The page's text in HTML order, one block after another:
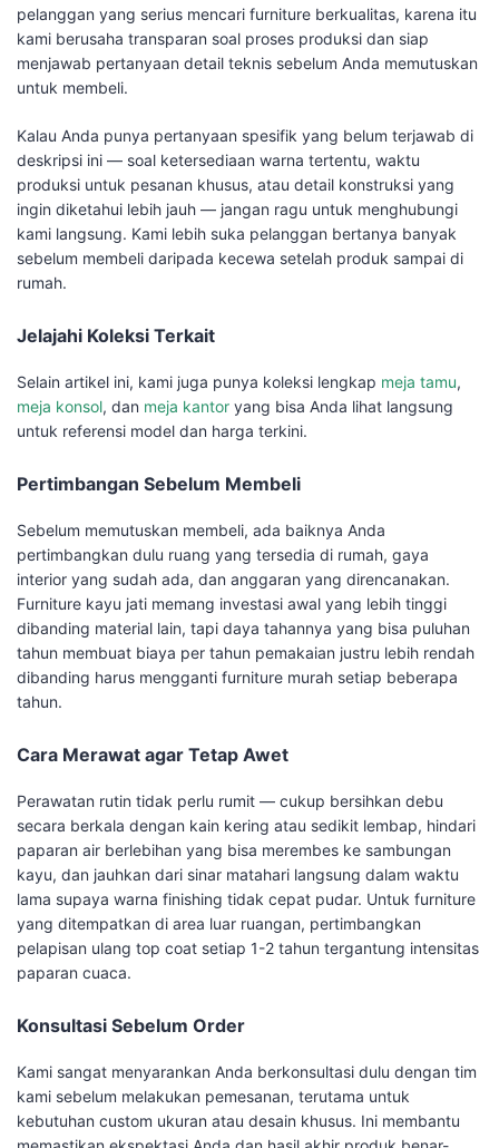
pelanggan yang serius mencari furniture berkualitas, karena itu
kami berusaha transparan soal proses produksi dan siap
menjawab pertanyaan detail teknis sebelum Anda memutuskan
untuk membeli.
Kalau Anda punya pertanyaan spesifik yang belum terjawab di
deskripsi ini — soal ketersediaan warna tertentu, waktu
produksi untuk pesanan khusus, atau detail konstruksi yang
ingin diketahui lebih jauh — jangan ragu untuk menghubungi
kami langsung. Kami lebih suka pelanggan bertanya banyak
sebelum membeli daripada kecewa setelah produk sampai di
rumah.
Jelajahi Koleksi Terkait
Selain artikel ini, kami juga punya koleksi lengkap meja tamu,
meja konsol, dan meja kantor yang bisa Anda lihat langsung
untuk referensi model dan harga terkini.
Pertimbangan Sebelum Membeli
Sebelum memutuskan membeli, ada baiknya Anda
pertimbangkan dulu ruang yang tersedia di rumah, gaya
interior yang sudah ada, dan anggaran yang direncanakan.
Furniture kayu jati memang investasi awal yang lebih tinggi
dibanding material lain, tapi daya tahannya yang bisa puluhan
tahun membuat biaya per tahun pemakaian justru lebih rendah
dibanding harus mengganti furniture murah setiap beberapa
tahun.
Cara Merawat agar Tetap Awet
Perawatan rutin tidak perlu rumit — cukup bersihkan debu
secara berkala dengan kain kering atau sedikit lembap, hindari
paparan air berlebihan yang bisa merembes ke sambungan
kayu, dan jauhkan dari sinar matahari langsung dalam waktu
lama supaya warna finishing tidak cepat pudar. Untuk furniture
yang ditempatkan di area luar ruangan, pertimbangkan
pelapisan ulang top coat setiap 1-2 tahun tergantung intensitas
paparan cuaca.
Konsultasi Sebelum Order
Kami sangat menyarankan Anda berkonsultasi dulu dengan tim
kami sebelum melakukan pemesanan, terutama untuk
kebutuhan custom ukuran atau desain khusus. Ini membantu